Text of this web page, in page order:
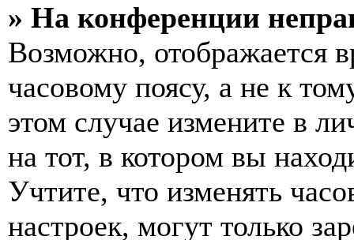
» На конференции
Возможно, отображается
часовому поясу, а не к
этом случае измените в
на тот, в котором вы
Учтите, что изменять
настроек, могут только